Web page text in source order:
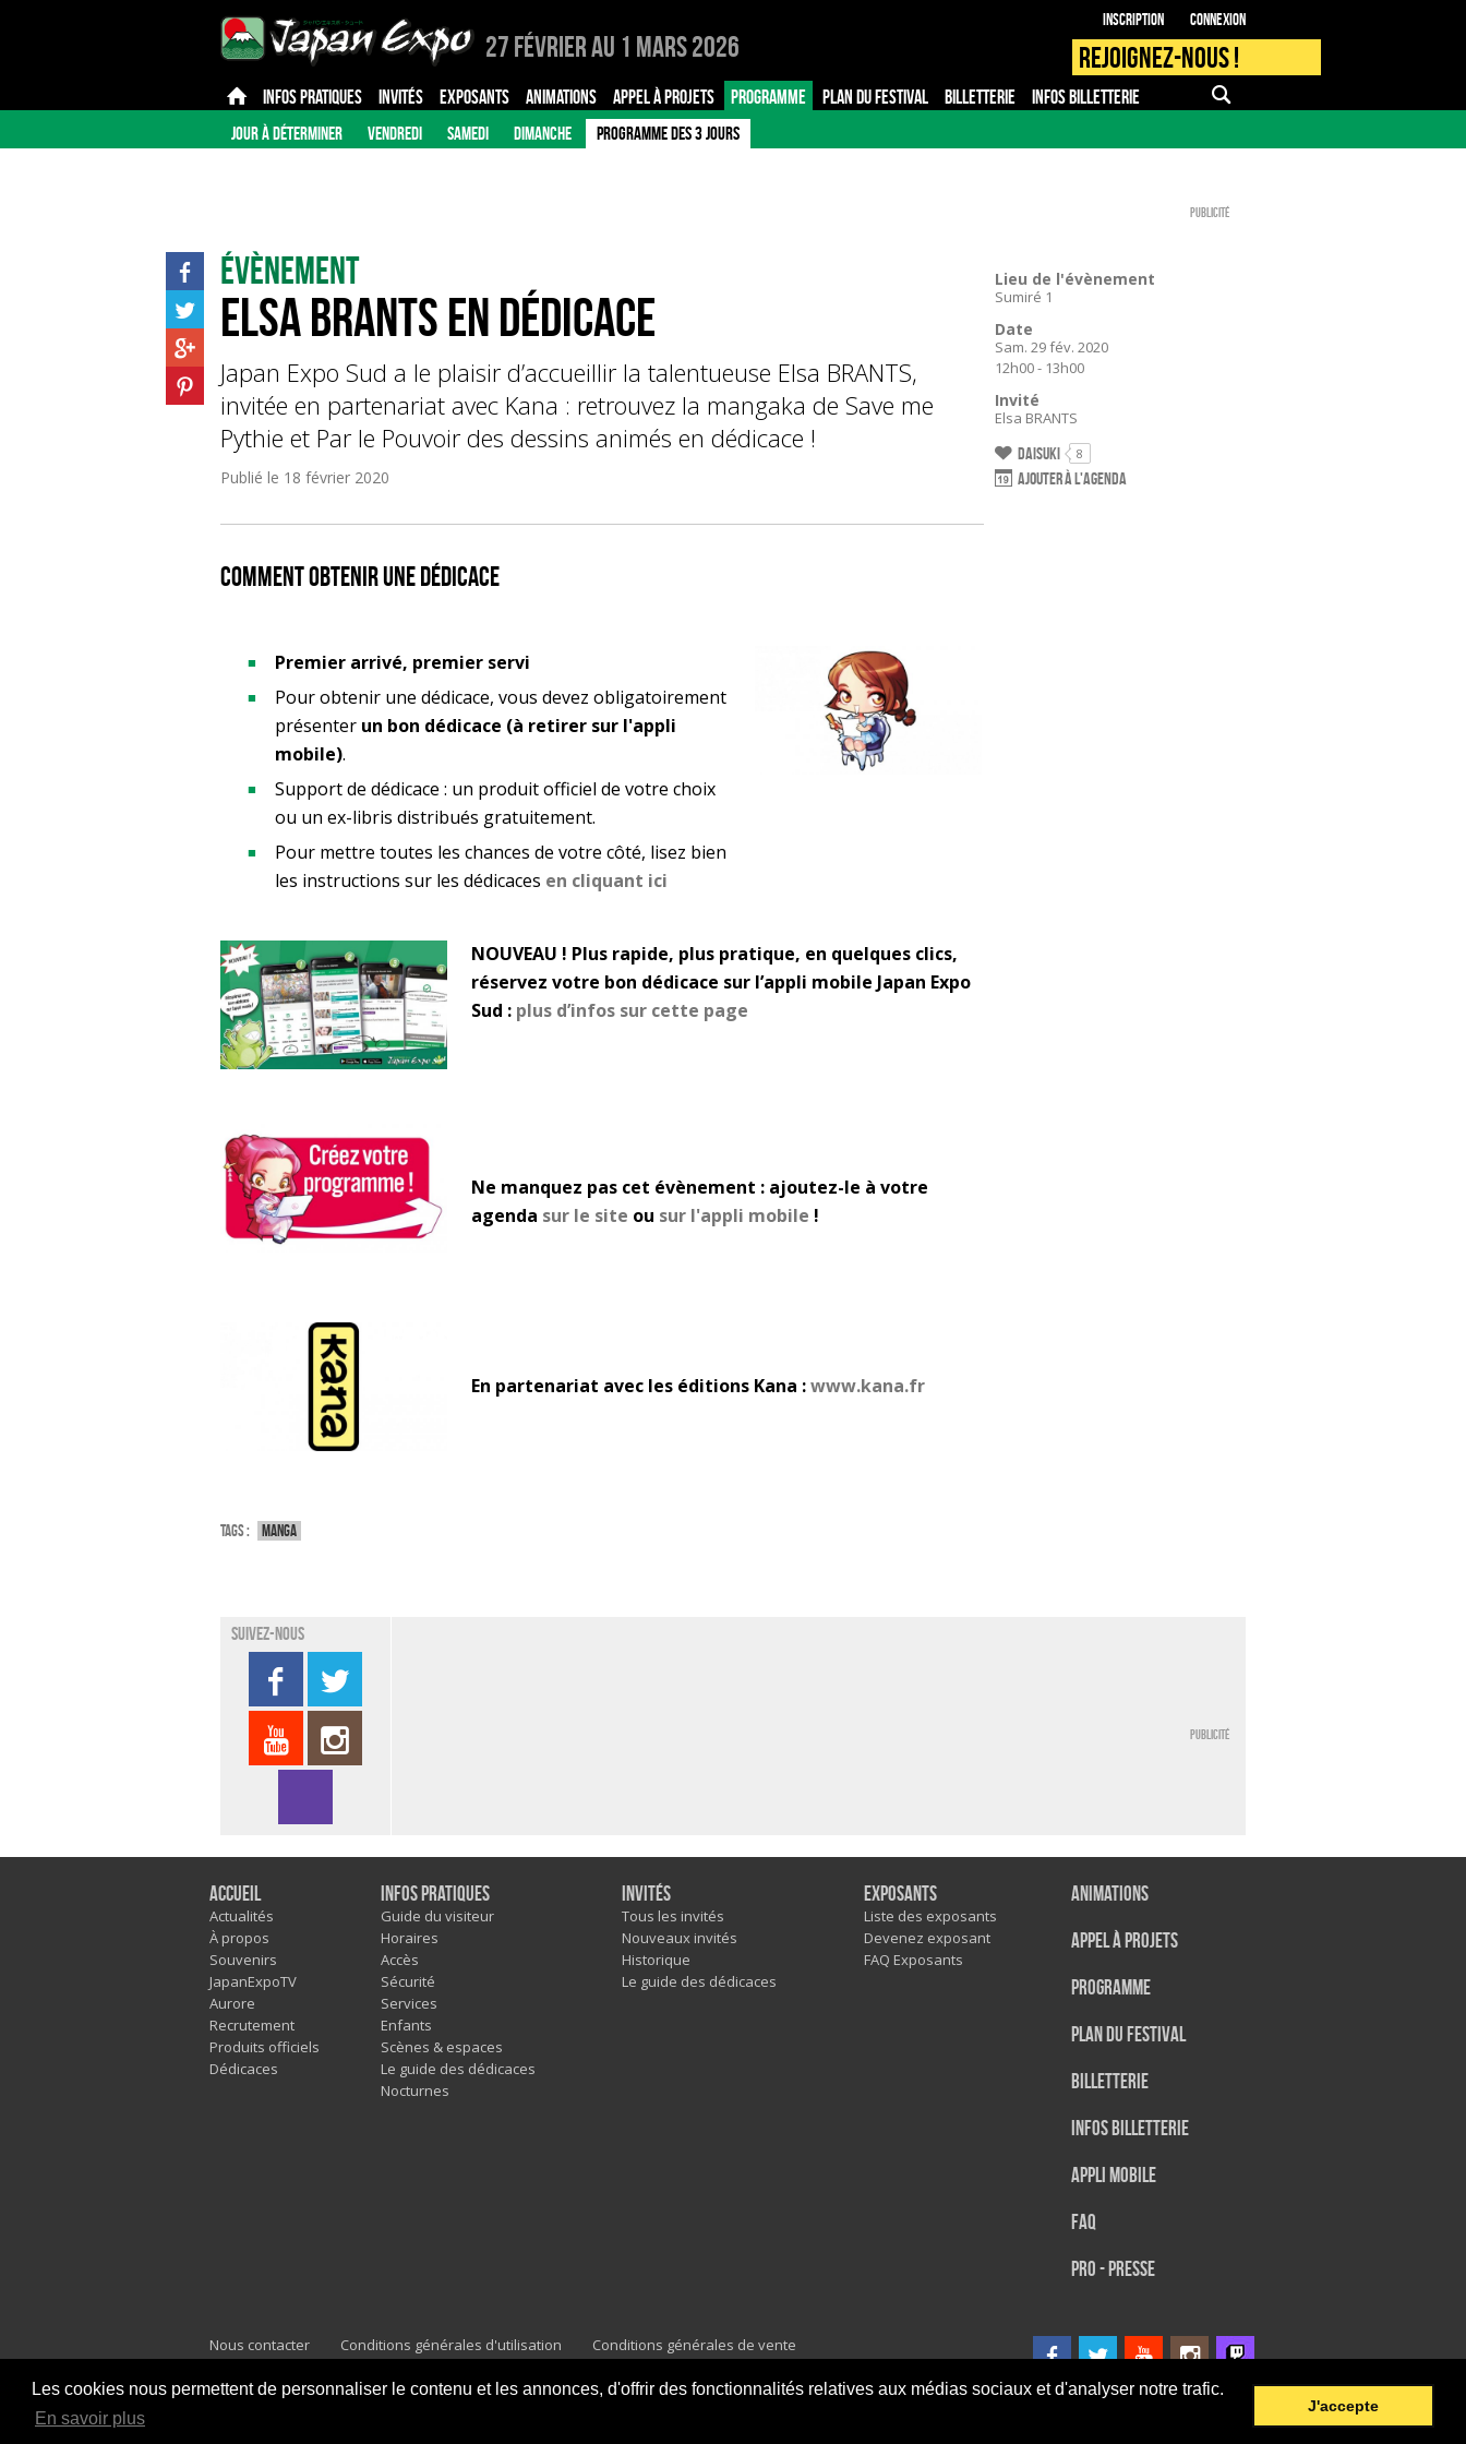
Les cookies nous permettent de personnaliser le contenu et les annonces, d'offrir des fonctionnalités relatives aux médias sociaux et d'analyser notre trafic.
En savoir plus
J'accepte
27 Février au 1 Mars 2026
Inscription Connexion
Rejoignez-nous !
INFOS PRATIQUES INVITÉS EXPOSANTS ANIMATIONS APPEL À PROJETS PROGRAMME PLAN DU FESTIVAL BILLETTERIE INFOS BILLETTERIE APPLI MOBILE
JOUR À DÉTERMINER VENDREDI SAMEDI DIMANCHE PROGRAMME DES 3 JOURS
Publicité
Évènement
Elsa Brants en dédicace
Japan Expo Sud a le plaisir d’accueillir la talentueuse Elsa BRANTS,
invitée en partenariat avec Kana : retrouvez la mangaka de Save me
Pythie et Par le Pouvoir des dessins animés en dédicace !
Publié le 18 février 2020
Comment obtenir une dédicace
Premier arrivé, premier servi
Pour obtenir une dédicace, vous devez obligatoirement
présenter un bon dédicace (à retirer sur l'appli
mobile).
Support de dédicace : un produit officiel de votre choix
ou un ex-libris distribués gratuitement.
Pour mettre toutes les chances de votre côté, lisez bien
les instructions sur les dédicaces en cliquant ici
NOUVEAU ! Plus rapide, plus pratique, en quelques clics,
réservez votre bon dédicace sur l’appli mobile Japan Expo
Sud : plus d’infos sur cette page
Ne manquez pas cet évènement : ajoutez-le à votre
agenda sur le site ou sur l'appli mobile !
En partenariat avec les éditions Kana :www.kana.fr
Tags : Manga
Lieu de l'évènement
Sumiré 1
Date
Sam. 29 fév. 2020
12h00 - 13h00
Invité
Elsa BRANTS
Daisuki 8
Ajouter à l'agenda
Suivez-nous
Publicité
Accueil
Actualités
À propos
Souvenirs
JapanExpoTV
Aurore
Recrutement
Produits officiels
Dédicaces
Infos pratiques
Guide du visiteur
Horaires
Accès
Sécurité
Services
Enfants
Scènes & espaces
Le guide des dédicaces
Nocturnes
Invités
Tous les invités
Nouveaux invités
Historique
Le guide des dédicaces
Exposants
Liste des exposants
Devenez exposant
FAQ Exposants
Animations
Appel à projets
Programme
Plan du festival
Billetterie
Infos Billetterie
Appli mobile
FAQ
PRO - PRESSE
Nous contacter Conditions générales d'utilisation
Conditions générales de vente